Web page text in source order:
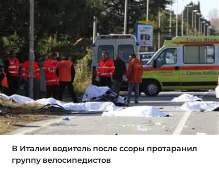
В Италии водитель после ссоры протаранил
группу велосипедистов